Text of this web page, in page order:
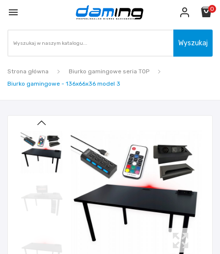
 0
Wyszukaj
Strona główna
Biurko gamingowe seria TOP
Biurko gamingowe - 136x66x36 model 3